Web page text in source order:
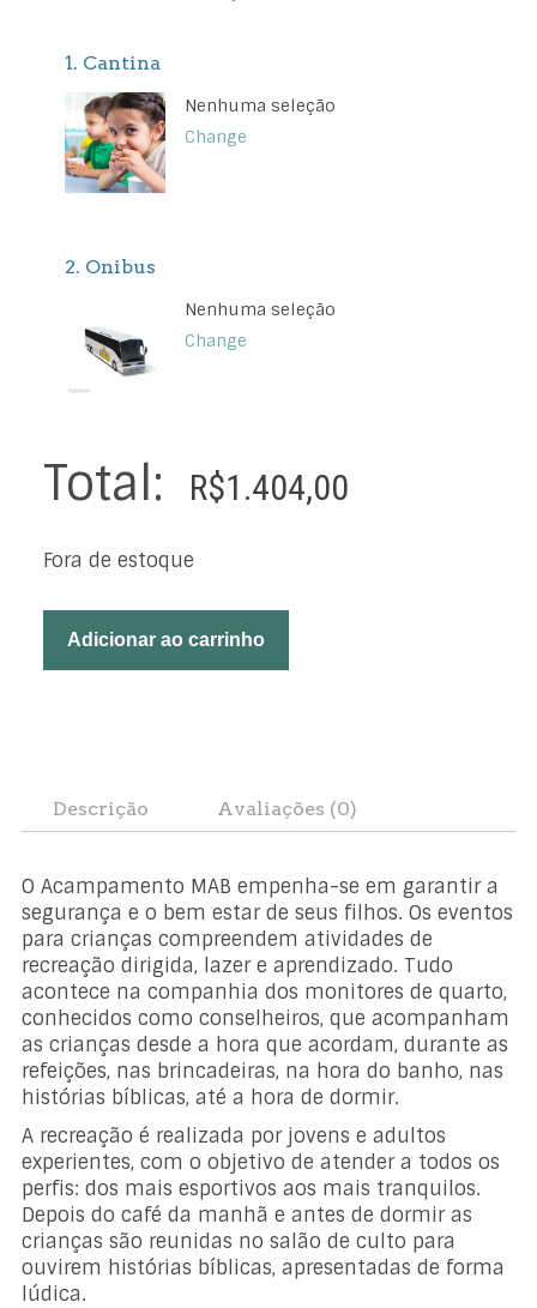
1 Cantina
Nenhuma seleção
Change
2 Onibus
Nenhuma seleção
Change
Total: R$1.404,00
Fora de estoque
Adicionar ao carrinho
Descrição Avaliações (0)
O Acampamento MAB empenha-se em garantir a
segurança e o bem estar de seus filhos. Os eventos
para crianças compreendem atividades de
recreação dirigida, lazer e aprendizado. Tudo
acontece na companhia dos monitores de quarto,
conhecidos como conselheiros, que acompanham
as crianças desde a hora que acordam, durante as
refeições, nas brincadeiras, na hora do banho, nas
histórias bíblicas, até a hora de dormir.
A recreação é realizada por jovens e adultos
experientes, com o objetivo de atender a todos os
perfis: dos mais esportivos aos mais tranquilos.
Depois do café da manhã e antes de dormir as
crianças são reunidas no salão de culto para
ouvirem histórias bíblicas, apresentadas de forma
lúdica.